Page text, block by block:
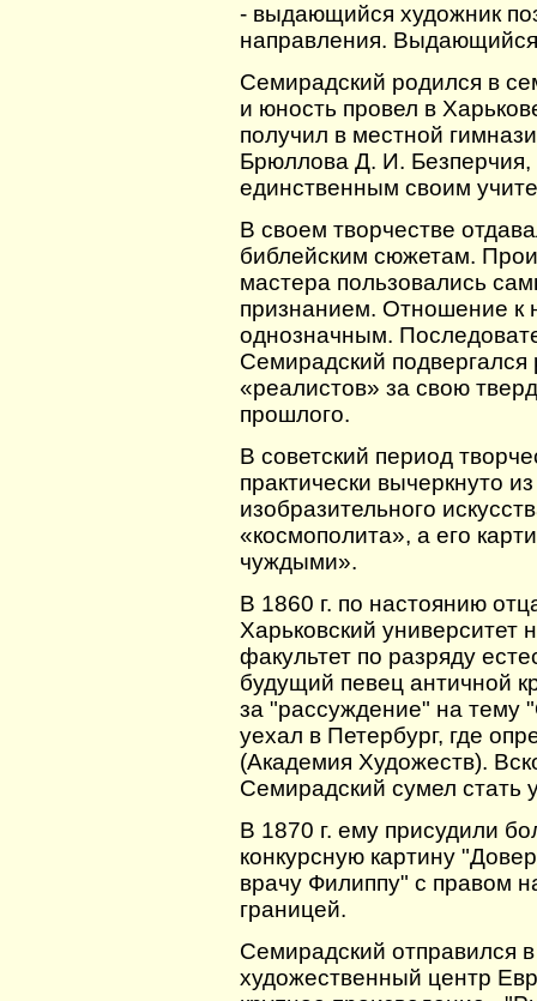
- выдающийся художник
направления. Выдающийся
Семирадский родился в
и юность провел в
получил в местной
Брюллова Д. И. Безперчия,
единственным своим
В своем творчестве
библейским сюжетам.
мастера пользовались
признанием. Отношение к
однозначным.
Семирадский подвергался
«реалистов» за свою
прошлого.
В советский период
практически вычеркнуто
изобразительного
«космополита», а его
чуждыми».
В 1860 г. по настоянию
Харьковский университет
факультет по разряду
будущий певец античной
за "рассуждение" на тему
уехал в Петербург, где
(Академия Художеств).
Семирадский сумел стать
В 1870 г. ему присудили
конкурсную картину
врачу Филиппу" с правом
границей.
Семирадский отправился
художественный центр